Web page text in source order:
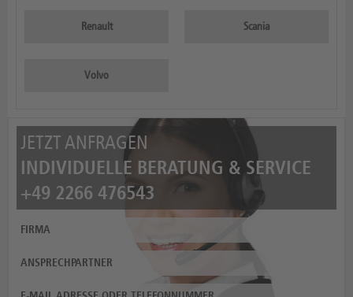
Renault Scania
Volvo
JETZT ANFRAGEN
INDIVIDUELLE BERATUNG & SERVICE
+49 2266 476543